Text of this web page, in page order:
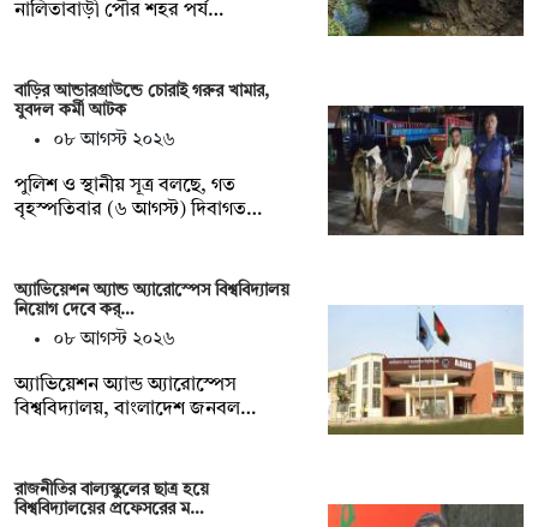
নালিতাবাড়ী পৌর শহর পর্য…
বাড়ির আন্ডারগ্রাউন্ডে চোরাই গরুর খামার,
যুবদল কর্মী আটক
০৮ আগস্ট ২০২৬
পুলিশ ও স্থানীয় সূত্র বলছে, গত
বৃহস্পতিবার (৬ আগস্ট) দিবাগত…
অ্যাভিয়েশন অ্যান্ড অ্যারোস্পেস বিশ্ববিদ্যালয়
নিয়োগ দেবে কর্…
০৮ আগস্ট ২০২৬
অ্যাভিয়েশন অ্যান্ড অ্যারোস্পেস
বিশ্ববিদ্যালয়, বাংলাদেশ জনবল…
রাজনীতির বাল্যস্কুলের ছাত্র হয়ে
বিশ্ববিদ্যালয়ের প্রফেসরের ম…